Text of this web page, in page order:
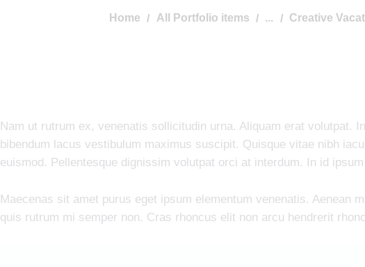
Home All Portfolio items ... Creative
Nam ut rutrum ex, venenatis sollicitudin urna. Aliquam erat volutpat.
bibendum lacus vestibulum maximus suscipit. Quisque vitae nibh
euismod. Pellentesque dignissim volutpat orci at interdum. In id
Maecenas sit amet purus eget ipsum elementum venenatis. Aenean
quis rutrum mi semper non. Cras rhoncus elit non arcu hendrerit